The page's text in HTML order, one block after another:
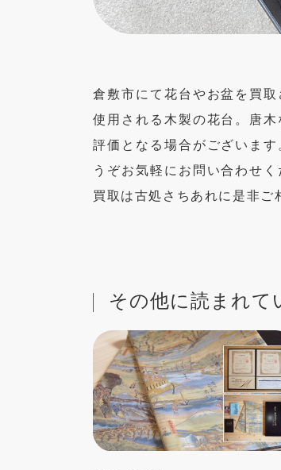
倉敷市にて花台やお盆を買
使用される木製の花台。唐
評価となる場合がございま
うぞお気軽にお問い合わせ
買取は古処さちあれに是非ご
その他に読まれて